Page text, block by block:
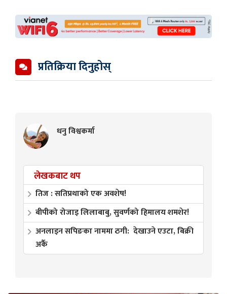
प्रतिक्रिया दिनुहोस्
धनु विश्वकर्मा
लेखकबाट थप
तिज : सतिप्रथाको एक अवशेष!
बीपीको रोजाइ लिलाबाबु, सुवर्णको हिमालय शमशेर!
अनलाइन सपिङका नाममा ठगी: देखाउने एउटा, बिक्री
अर्कै